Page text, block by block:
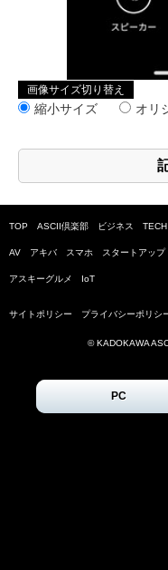
画像サイズ切り替え
縮小サイズ オリ
TOP ASCII倶楽部 ビジネス TECH
AV アキバ スマホ スタートアップ
アスキーグルメ IoT
サイトポリシー プライバシーポリシ
© KADOKAWA
PC